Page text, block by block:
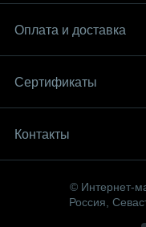
Оплата и доставка
Сертификаты
Контакты
© Интернет-
Россия,